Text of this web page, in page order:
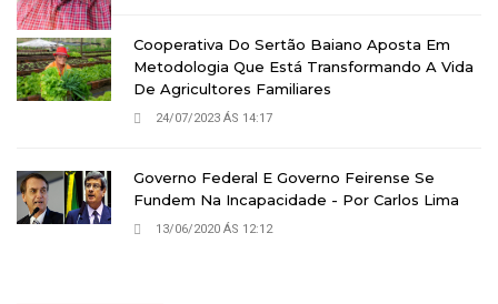
Cooperativa Do Sertão Baiano Aposta Em
Metodologia Que Está Transformando A Vida
De Agricultores Familiares
24/07/2023 ÁS 14:17
Governo Federal E Governo Feirense Se
Fundem Na Incapacidade - Por Carlos Lima
13/06/2020 ÁS 12:12